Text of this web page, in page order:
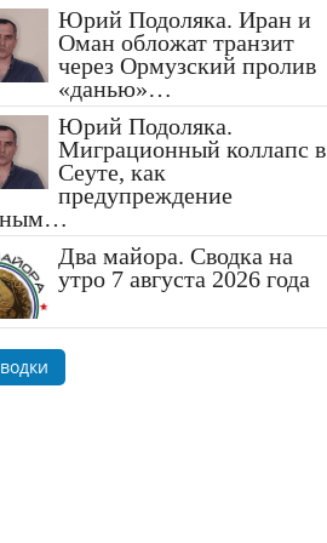
Юрий Подоляка. Иран и
Оман обложат транзит
через Ормузский пролив
«данью»…
Юрий Подоляка.
Миграционный коллапс в
Сеуте, как
предупреждение
Два майора. Сводка на
утро 7 августа 2026 года